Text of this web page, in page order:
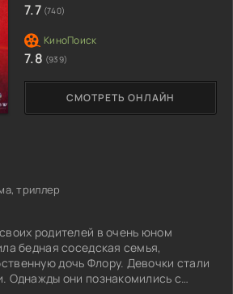
триллер
родителей в очень юном
бедная соседская семья,
дочь Флору. Девочки стали
Однажды они познакомились с
СМОТРЕТЬ ОНЛАЙН
7.7 (740)
7.8 (939)